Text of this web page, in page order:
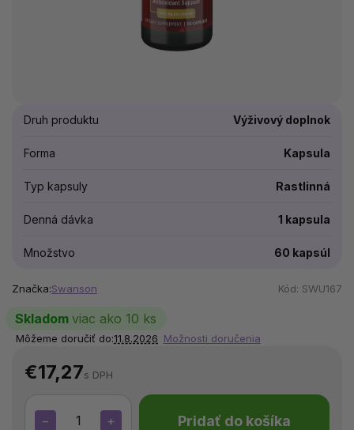
€17,27s DPH
+
− Pridať do košíka
Značka:Swanson Kód: SWU167
Druh produktu Výživový doplnok
Forma Kapsula
Typ kapsuly Rastlinná
Denná dávka 1 kapsula
Množstvo 60 kapsúl
Skladom viac ako 10 ks
Môžeme doručiť do:11.8.2026 Možnosti doručenia